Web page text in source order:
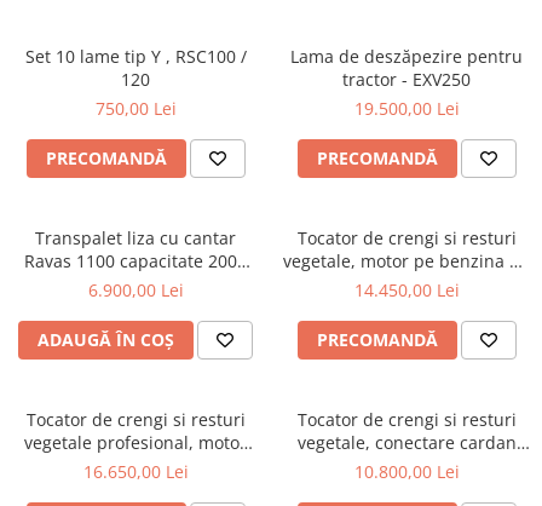
Tocatoare vegetatie hidraulice
Tocatoare vegetatie motor termic
Tractorase de tuns iarba
Motocositoare
Roboti de tuns iarba
Protectia si ingrijirea plantelor
Atomizoare
Instalatii erbicidat
Masini de recoltat si cules
Semanatori si plantatoare
Set 10 lame tip Y , RSC100 /
120
750,00 Lei
PRECOMANDĂ
Lama de deszăpezire pentru
tractor - EXV250
19.500,00 Lei
PRECOMANDĂ
Transpalet liza cu cantar
Ravas 1100 capacitate 2000
KG
6.900,00 Lei
ADAUGĂ ÎN COȘ
Tocator de crengi si resturi
vegetale, motor pe benzina de
15 CP, Jansen GTS-1500E
14.450,00 Lei
PRECOMANDĂ
Tocator de crengi si resturi
vegetale profesional, motor
pe benzina Kohler de 15 CP,
16.650,00 Lei
Tocator de crengi si resturi
vegetale, conectare cardan
tractor, diametru maxim 10
10.800,00 Lei